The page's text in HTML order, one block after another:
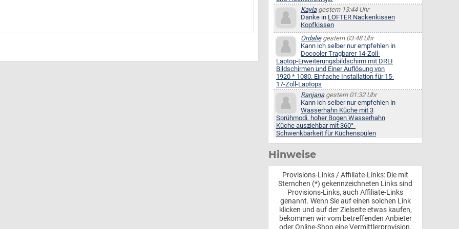
Kaylagestern 13:44 Uhr
Danke in LOFTER Nackenkissen
Kopfkissen
Ordaliegestern 03:48 Uhr
Kann ich selber nur empfehlen in
Docooler Tragbarer 14-Zoll-
Laptop-Erweiterungsbildschirm mit DREI
Bildschirmen und Einer Auflösung von
1920 * 1080. Einfache Installation für 15-
17-Zoll-Laptops
Ranjanagestern 01:32 Uhr
Kann ich selber nur empfehlen in
Wasserhahn Küche mit 3
Sprühmodi, hoher Bogen Wasserhahn
Küche ausziehbar mit 360°-
Schwenkbarkeit für Küchenspülen
Hinweise
Provisions-Links / Affiliate-Links: Die mit
Sternchen (*) gekennzeichneten Links sind
Provisions-Links, auch Affiliate-Links
genannt. Wenn Sie auf einen solchen Link
klicken und auf der Zielseite etwas kaufen,
bekommen wir vom betreffenden Anbieter